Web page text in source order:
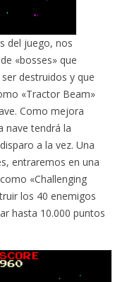
del juego, nos
«bosses» que
destruidos y que
«Tractor Beam»
Como mejora
nave tendrá la
a la vez. Una
entraremos en una
«Challenging
los 40 enemigos
hasta 10.000 puntos